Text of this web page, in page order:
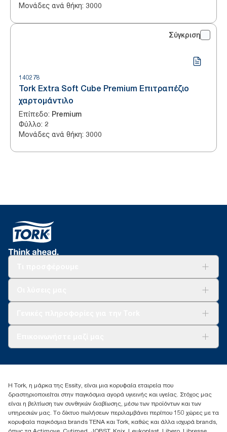
Μονάδες ανά θήκη: 3000
Σύγκριση
140278
Tork Extra Soft Cube Premium Επιτραπέζιο
χαρτομάντιλο
Επίπεδο: Premium
Φύλλο: 2
Μονάδες ανά θήκη: 3000
+302102705722
17th klm.National Road Athens-Lamia &2 Kalamatas
14564 N.Kifissia, Athens-Greece
Mob: +306932474930 (για Ελλάδα & Κύπρο)
Η Tork, η μάρκα της Essity, είναι μια κορυφαία εταιρεία που
δραστηριοποιείται στην παγκόσμια αγορά υγιεινής και υγείας. Στόχος μας
είναι η βελτίωση των συνθηκών διαβίωσης, μέσω των προϊόντων και των
υπηρεσιών μας. Το δίκτυο πωλήσεων περιλαμβάνει περίπου 150 χώρες με τα
κορυφαία παγκόσμια brands TENA και Tork, καθώς και άλλα ισχυρά brands,